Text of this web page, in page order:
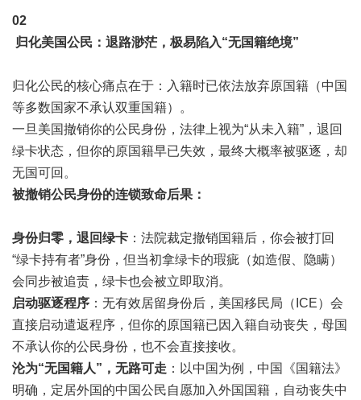
02
归化美国公民：退路渺茫，极易陷入“无国籍绝境”
归化公民的核心痛点在于：入籍时已依法放弃原国籍（中国
等多数国家不承认双重国籍）。
一旦美国撤销你的公民身份，法律上视为“从未入籍”，退回
绿卡状态，但你的原国籍早已失效，最终大概率被驱逐，却
无国可回。
被撤销公民身份的连锁致命后果：
身份归零，退回绿卡 ：法院裁定撤销国籍后，你会被打回
“绿卡持有者”身份，但当初拿绿卡的瑕疵（如造假、隐瞒）
会同步被追责，绿卡也会被立即取消。
启动驱逐程序 ：无有效居留身份后，美国移民局（ICE）会
直接启动遣返程序，但你的原国籍已因入籍自动丧失，母国
不承认你的公民身份，也不会直接接收。
沦为“无国籍人”，无路可走 ：以中国为例，中国《国籍法》
明确，定居外国的中国公民自愿加入外国国籍，自动丧失中